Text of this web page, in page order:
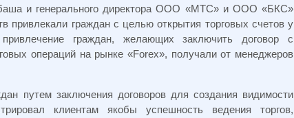
и генерального директора ООО «МТС» и ООО «БКС»
граждан с целью открытия торговых счетов у
граждан, желающих заключить договор с
операций на рынке «Forex», получали от менеджеров
путем заключения договоров для создания видимости
клиентам якобы успешность ведения торгов,